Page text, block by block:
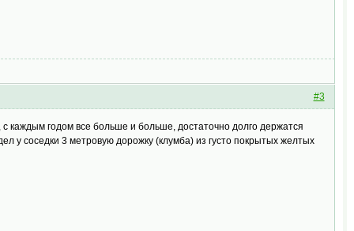
#3
каждым годом все больше и больше, достаточно долго держатся
у соседки 3 метровую дорожку (клумба) из густо покрытых желтых